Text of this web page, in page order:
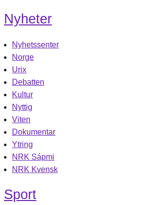
Nyheter
Nyhetssenter
Norge
Urix
Debatten
Kultur
Nyttig
Viten
Dokumentar
Ytring
NRK Sápmi
NRK Kvensk
Sport